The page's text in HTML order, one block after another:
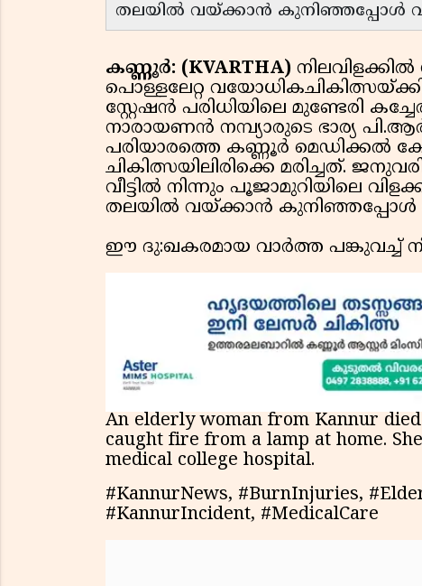
തലയിൽ വയ്ക്കാൻ കുനിഞ്ഞപ്പോൾ
കണ്ണൂർ: (KVARTHA) നിലവിളക്കിൽ
പൊള്ളലേറ്റ
സ്റ്റേഷൻ പരിധിയിലെ മുണ്ടേരി
നാരായണൻ നമ്പ്യാരുടെ ഭാര്യ
പരിയാരത്തെ കണ്ണൂർ മെഡിക്കൽ
ചികിത്സയിലിരിക്കെ മരിച്ചത്.
വീട്ടിൽ നിന്നും പൂജാമുറിയിലെ
തലയിൽ വയ്ക്കാൻ കുനിഞ്ഞപ്പോൾ
ഈ ദു:ഖകരമായ വാർത്ത പങ്കുവച്ച്
An elderly woman from Kannur
caught fire from a lamp at home.
medical college hospital.
#KannurNews, #BurnInjuries,
#KannurIncident, #MedicalCare